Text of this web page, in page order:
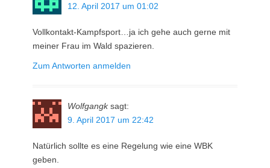
12. April 2017 um 01:02
Vollkontakt-Kampfsport…ja ich gehe auch gerne mit
meiner Frau im Wald spazieren.
Zum Antworten anmelden
Wolfgangk sagt:
9. April 2017 um 22:42
Natürlich sollte es eine Regelung wie eine WBK
geben.